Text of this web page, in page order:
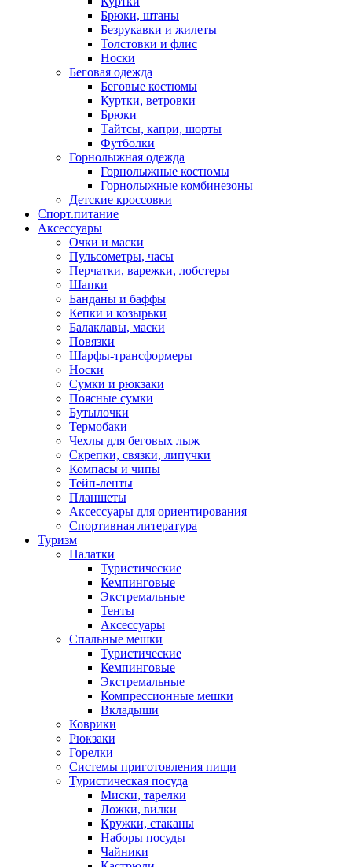
Брюки, штаны
Безрукавки и жилеты
Толстовки и флис
Носки
Беговая одежда
Беговые костюмы
Куртки, ветровки
Брюки
Тайтсы, капри, шорты
Футболки
Горнолыжная одежда
Горнолыжные костюмы
Горнолыжные комбинезоны
Детские кроссовки
Спорт.питание
Аксессуары
Очки и маски
Пульсометры, часы
Перчатки, варежки, лобстеры
Шапки
Банданы и баффы
Кепки и козырьки
Балаклавы, маски
Повязки
Шарфы-трансформеры
Носки
Сумки и рюкзаки
Поясные сумки
Бутылочки
Термобаки
Чехлы для беговых лыж
Скрепки, связки, липучки
Компасы и чипы
Тейп-ленты
Планшеты
Аксессуары для ориентирования
Спортивная литература
Туризм
Палатки
Туристические
Кемпинговые
Экстремальные
Тенты
Аксессуары
Спальные мешки
Туристические
Кемпинговые
Экстремальные
Компрессионные мешки
Вкладыши
Коврики
Рюкзаки
Горелки
Системы приготовления пищи
Туристическая посуда
Миски, тарелки
Ложки, вилки
Кружки, стаканы
Наборы посуды
Чайники